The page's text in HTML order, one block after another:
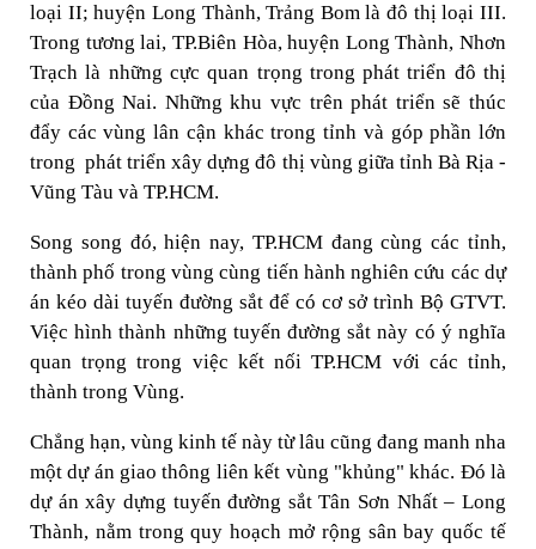
loại II; huyện Long Thành, Trảng Bom là đô thị loại III.
Trong tương lai, TP.Biên Hòa, huyện Long Thành, Nhơn
Trạch là những cực quan trọng trong phát triển đô thị
của Đồng Nai. Những khu vực trên phát triển sẽ thúc
đẩy các vùng lân cận khác trong tỉnh và góp phần lớn
trong phát triển xây dựng đô thị vùng giữa tỉnh Bà Rịa -
Vũng Tàu và TP.HCM.
Song song đó, hiện nay, TP.HCM đang cùng các tỉnh,
thành phố trong vùng cùng tiến hành nghiên cứu các dự
án kéo dài tuyến đường sắt để có cơ sở trình Bộ GTVT.
Việc hình thành những tuyến đường sắt này có ý nghĩa
quan trọng trong việc kết nối TP.HCM với các tỉnh,
thành trong Vùng.
Chẳng hạn, vùng kinh tế này từ lâu cũng đang manh nha
một dự án giao thông liên kết vùng "khủng" khác. Đó là
dự án xây dựng tuyến đường sắt Tân Sơn Nhất – Long
Thành, nằm trong quy hoạch mở rộng sân bay quốc tế